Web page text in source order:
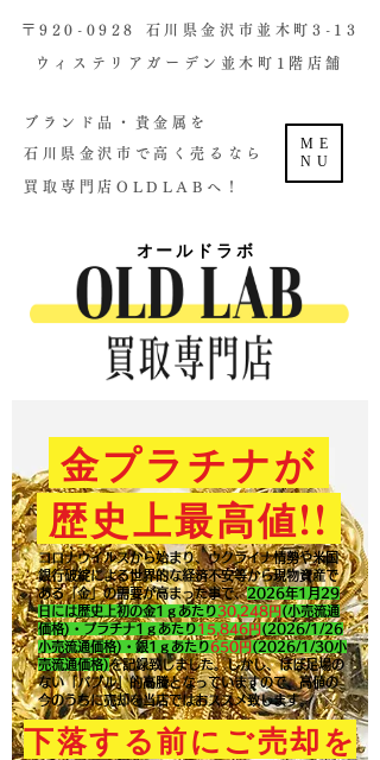
ME
NU
金プラチナが
歴史上最高値!!
コロナウイルスから始まり、ウクライナ情勢や米国
銀行破綻による世界的な経済不安等から現物資産で
ある「金」の需要が高まった事で、2026年1月29
日には歴史上初の金1ｇあたり30,248円 (小売流通
価格)・プラチナ1ｇあたり15,846円 (2026/1/26
小売流通価格)・銀1ｇあたり650円 (2026/1/30小
売流通価格)を記録致しました。​しかし、ほぼ足場の
ない「バブル」的高騰となっていますので、高値の
今のうちに売却を当店ではおススメ致します。
下落する前にご売却を
​〒920-0928 石川県金沢市並木町3-13
ウィステリアガーデン並木町1階店舗​
ブランド品・貴金属を
石川県金沢市で高く売るなら
買取専門店OLDLABへ！
オールドラボ